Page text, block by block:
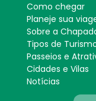
Como chegar
Planeje sua
Sobre a
Tipos de
Passeios e
Cidades e Vilas
Notícias